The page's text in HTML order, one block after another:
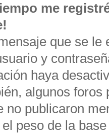
me
que se
y
haya
algunos
no publicaron
peso de la